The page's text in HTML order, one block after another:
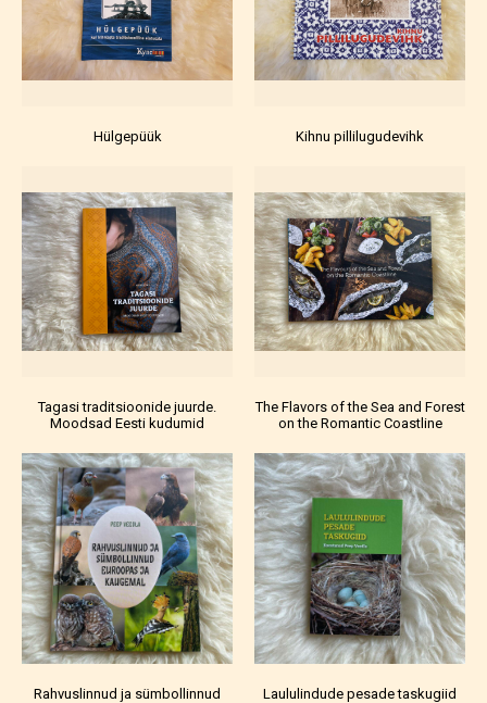
Hülgepüük Kihnu pillilugudevihk
Tagasi traditsioonide juurde.
Moodsad Eesti kudumid
The Flavors of the Sea and Forest
on the Romantic Coastline
Rahvuslinnud ja sümbollinnud
Laululindude pesade taskugiid